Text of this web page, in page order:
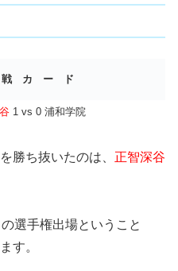
カ ー ド
1 vs 0 浦和学院
勝ち抜いたのは、 正智深谷
選手権出場ということ
す。